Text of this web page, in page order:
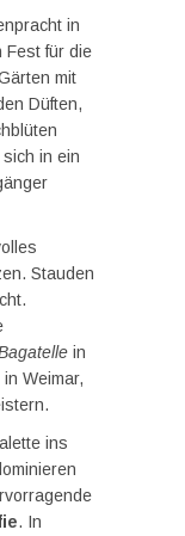
in
Fest für die
mit
Düften,
in ein
Stauden
in
Weimar,
ins
. In